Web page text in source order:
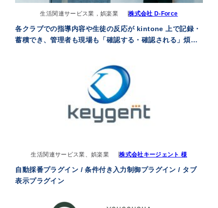
生活関連サービス業，娯楽業 株式会社 D-Force
各クラブでの指導内容や生徒の反応が kintone 上で記録・
蓄積でき、管理者も現場も「確認する・確認される」煩わ
生活関連サービス業、娯楽業 株式会社キージェント 様
自動採番プラグイン / 条件付き入力制御プラグイン / タブ
表示プラグイン